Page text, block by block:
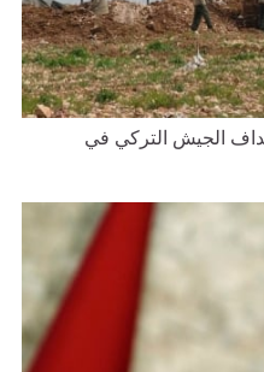
الجيش التركي في